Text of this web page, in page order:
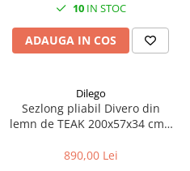
10IN STOC
ADAUGA IN COS
Dilego
Sezlong pliabil Divero din
lemn de TEAK 200x57x34 cm -
890,00 Lei